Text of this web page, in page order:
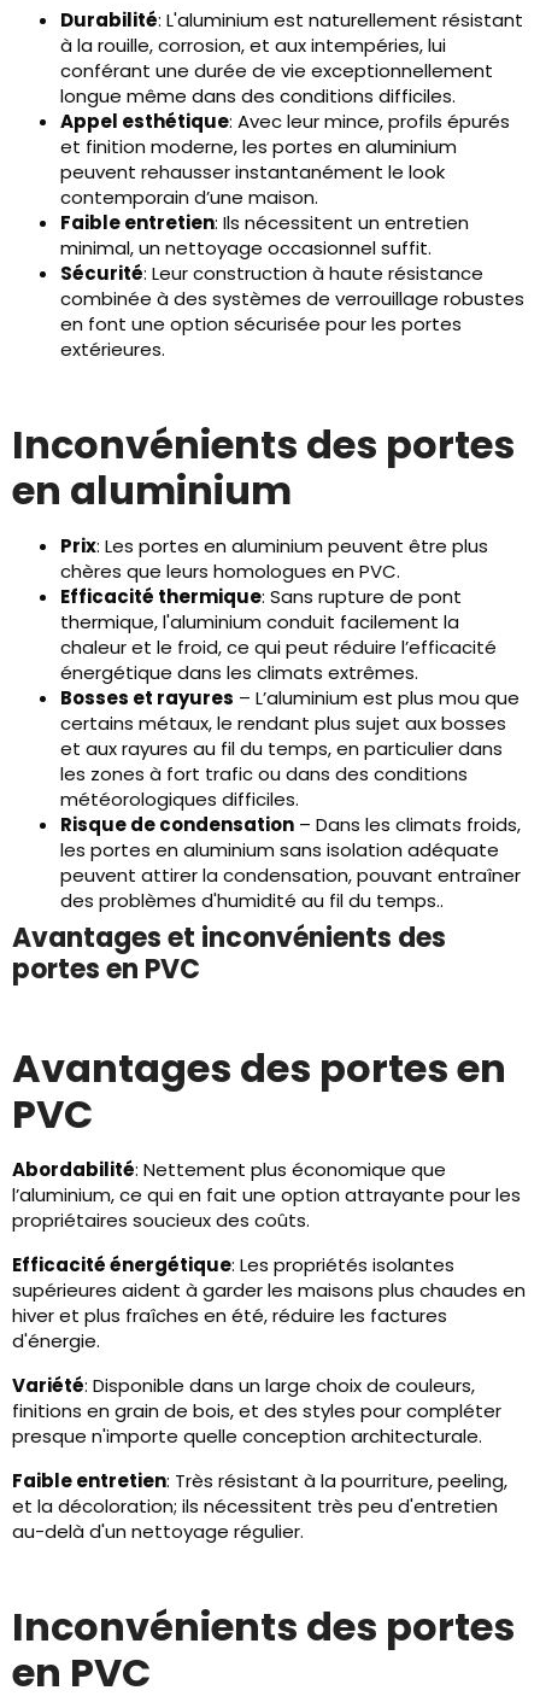
Durabilité: L'aluminium est naturellement résistant
à la rouille, corrosion, et aux intempéries, lui
conférant une durée de vie exceptionnellement
longue même dans des conditions difficiles.
Appel esthétique: Avec leur mince, profils épurés
et finition moderne, les portes en aluminium
peuvent rehausser instantanément le look
contemporain d’une maison.
Faible entretien: Ils nécessitent un entretien
minimal, un nettoyage occasionnel suffit.
Sécurité: Leur construction à haute résistance
combinée à des systèmes de verrouillage robustes
en font une option sécurisée pour les portes
extérieures.
Inconvénients des portes
en aluminium
Prix: Les portes en aluminium peuvent être plus
chères que leurs homologues en PVC.
Efficacité thermique: Sans rupture de pont
thermique, l'aluminium conduit facilement la
chaleur et le froid, ce qui peut réduire l’efficacité
énergétique dans les climats extrêmes.
Bosses et rayures – L’aluminium est plus mou que
certains métaux, le rendant plus sujet aux bosses
et aux rayures au fil du temps, en particulier dans
les zones à fort trafic ou dans des conditions
météorologiques difficiles.
Risque de condensation – Dans les climats froids,
les portes en aluminium sans isolation adéquate
peuvent attirer la condensation, pouvant entraîner
des problèmes d'humidité au fil du temps..
Avantages et inconvénients des
portes en PVC
Avantages des portes en
PVC
Abordabilité: Nettement plus économique que
l’aluminium, ce qui en fait une option attrayante pour les
propriétaires soucieux des coûts.
Efficacité énergétique: Les propriétés isolantes
supérieures aident à garder les maisons plus chaudes en
hiver et plus fraîches en été, réduire les factures
d'énergie.
Variété: Disponible dans un large choix de couleurs,
finitions en grain de bois, et des styles pour compléter
presque n'importe quelle conception architecturale.
Faible entretien: Très résistant à la pourriture, peeling,
et la décoloration; ils nécessitent très peu d'entretien
au-delà d'un nettoyage régulier.
Inconvénients des portes
en PVC